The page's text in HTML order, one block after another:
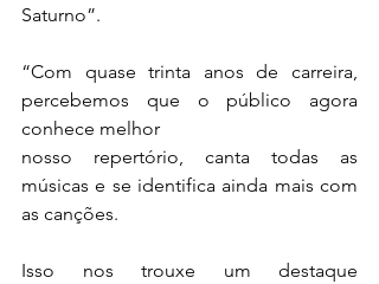
Saturno”.
“Com quase trinta anos de carreira,
percebemos que o público agora
conhece melhor
nosso repertório, canta todas as
músicas e se identifica ainda mais com
as canções.
Isso nos trouxe um destaque